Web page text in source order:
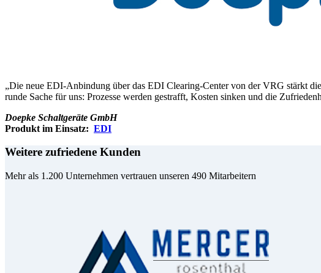
„Die neue EDI-Anbindung über das EDI Clearing-Center von der VRG stärkt
runde Sache für uns: Prozesse werden gestrafft, Kosten sinken und die
Doepke Schaltgeräte GmbH
Produkt im Einsatz: EDI
Weitere zufriedene Kunden
Mehr als 1.200 Unternehmen vertrauen unseren 490 Mitarbeitern